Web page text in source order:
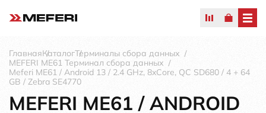
ГлавнаяКаталогТерминалы сбора данных
MEFERI ME61 Терминал сбора данных
Meferi ME61 / Android 13 / 2.4 GHz, 8xCore, QC SD680 / 4 + 64
GB / Zebra SE4770
MEFERI ME61 / ANDROID